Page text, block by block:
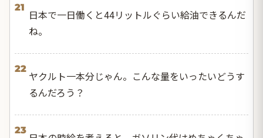
21
日本で一日働くと44リットルぐらい給油できるんだ
ね。
22
ヤクルト一本分じゃん。こんな量をいったいどうす
るんだろう？
23